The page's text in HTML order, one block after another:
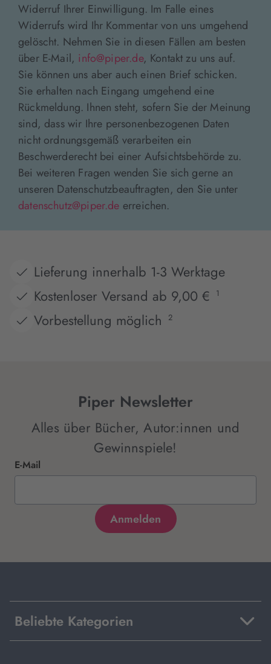
Widerruf Ihrer Einwilligung. Im Falle eines
Widerrufs wird Ihr Kommentar von uns umgehend
gelöscht. Nehmen Sie in diesen Fällen am besten
über E-Mail, info@piper.de, Kontakt zu uns auf.
Sie können uns aber auch einen Brief schicken.
Sie erhalten nach Eingang umgehend eine
Rückmeldung. Ihnen steht, sofern Sie der Meinung
sind, dass wir Ihre personenbezogenen Daten
nicht ordnungsgemäß verarbeiten ein
Beschwerderecht bei einer Aufsichtsbehörde zu.
Bei weiteren Fragen wenden Sie sich gerne an
unseren Datenschutzbeauftragten, den Sie unter
datenschutz@piper.de erreichen.
Lieferung innerhalb 1-3 Werktage
Kostenloser Versand ab 9,00 €
1
Vorbestellung möglich 2
Piper Newsletter
Alles über Bücher, Autor:innen und
Gewinnspiele!
E-Mail
Beliebte Kategorien